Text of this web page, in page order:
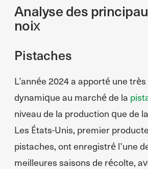
Analyse des
noix
Pistaches
L’année 2024 a apporté une
dynamique au marché de la
niveau de la production que de
Les États-Unis, premier
pistaches, ont enregistré l’une
meilleures saisons de récolte,